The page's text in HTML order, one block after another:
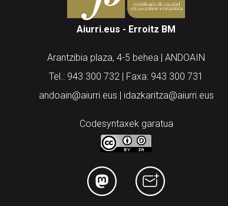
Aiurri.eus - Erroitz BM
Arantzibia plaza, 4-5 behea | ANDOAIN
Tel.: 943 300 732 | Faxa: 943 300 731
andoain@aiurri.eus | idazkaritza@aiurri.eus
Codesyntaxek garatua